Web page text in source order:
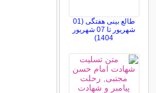
طالع بینی هفتگی (01
شهریور تا 07 شهریور
1404)